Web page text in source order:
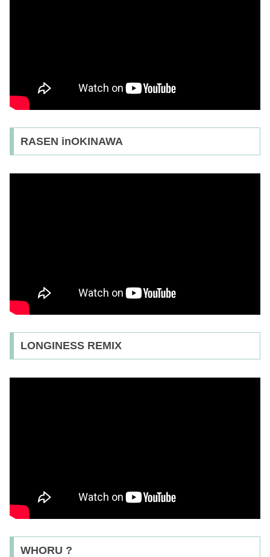
RASEN inOKINAWA
LONGINESS REMIX
WHORU ?